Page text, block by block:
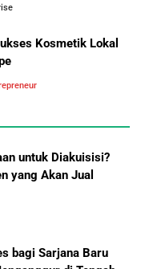
Gaji Tahunan:
dan Arab Saudi
Kulakan Barang
dan Boy Thohir
Pekerja Pabrik yang
Menjadi Raja
Perintisan,
yang Menentukan
Membangun Resto
Kosmetik Lokal
untuk Diakuisisi?
yang Akan Jual
bagi Sarjana Baru